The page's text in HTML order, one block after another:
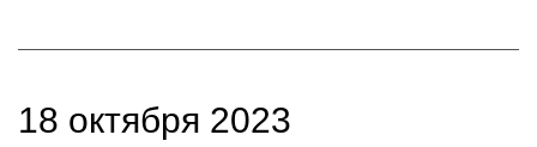
18 октября 2023